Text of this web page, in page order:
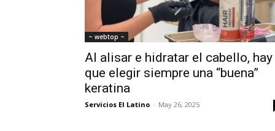
~ webtop ~
Al alisar e hidratar el cabello, hay
que elegir siempre una “buena”
keratina
Servicios El Latino - May 26, 2025